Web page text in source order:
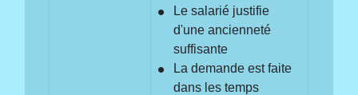
Le salarié justifie
d'une ancienneté
suffisante
La demande est faite
dans les temps